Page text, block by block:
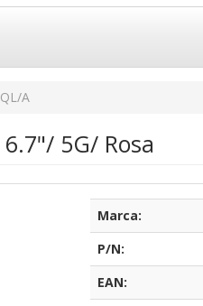
A
5G/ Rosa
Marca:
P/N:
EAN: